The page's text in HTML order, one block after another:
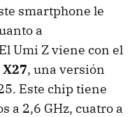
smartphone le
a
Umi Z viene con el
, una versión
Este chip tiene
a 2,6 GHz, cuatro a